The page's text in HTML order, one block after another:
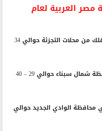
العربية لعام
يبلغ سعر كيلو الدجاج البلدي – للمستهلك من محلات التجزئة حوالي 34
يبلغ سعر كيلو الدجاج البيضاء في محافظة شمال سبناء حوالي 29 – 40
محافظة الوادي الجديد حوالي